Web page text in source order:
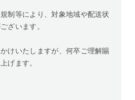
制等により、対象地域や配送状
ざいます。
けいたしますが、何卒ご理解賜
げます。